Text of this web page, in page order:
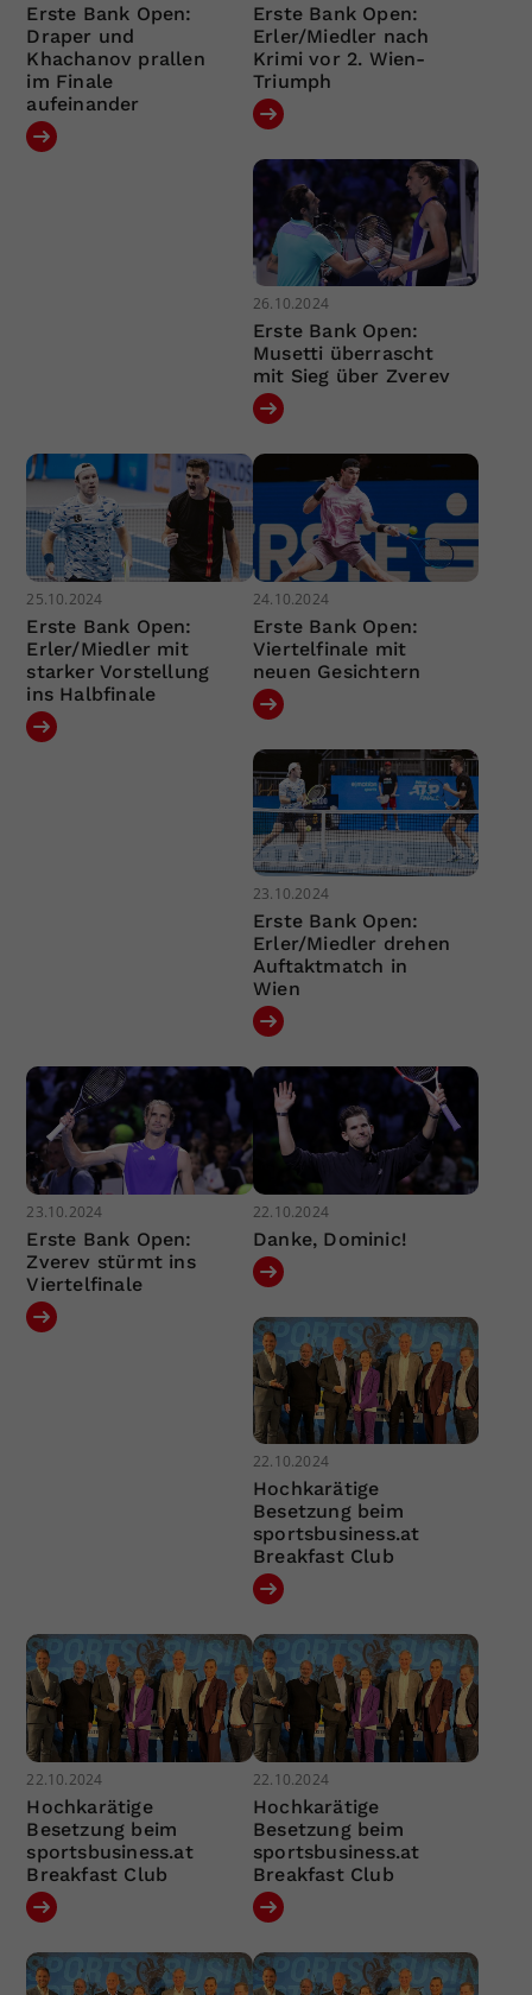
Erste Bank Open:
Draper und
Khachanov prallen
im Finale
aufeinander
Erste Bank Open:
Erler/Miedler nach
Krimi vor 2. Wien-
Triumph
26.10.2024
Erste Bank Open:
Musetti überrascht
mit Sieg über Zverev
25.10.2024
Erste Bank Open:
Erler/Miedler mit
starker Vorstellung
ins Halbfinale
24.10.2024
Erste Bank Open:
Viertelfinale mit
neuen Gesichtern
23.10.2024
Erste Bank Open:
Erler/Miedler drehen
Auftaktmatch in
Wien
23.10.2024
Erste Bank Open:
Zverev stürmt ins
Viertelfinale
22.10.2024
Danke, Dominic!
22.10.2024
Hochkarätige
Besetzung beim
sportsbusiness.at
Breakfast Club
22.10.2024
Hochkarätige
Besetzung beim
sportsbusiness.at
Breakfast Club
22.10.2024
Hochkarätige
Besetzung beim
sportsbusiness.at
Breakfast Club